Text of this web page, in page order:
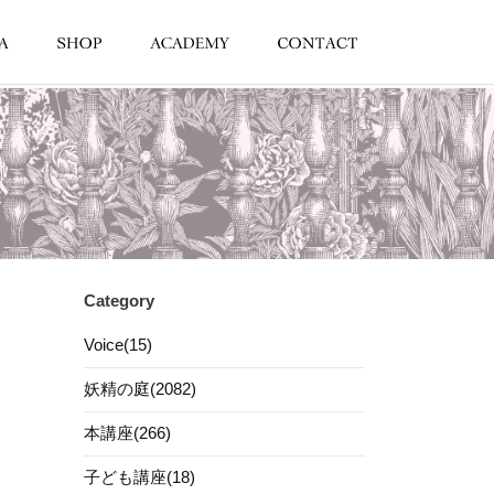
Category
Voice(15)
妖精の庭(2082)
本講座(266)
子ども講座(18)